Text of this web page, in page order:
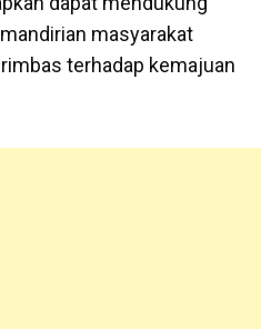
masyarakat
terhadap kemajuan